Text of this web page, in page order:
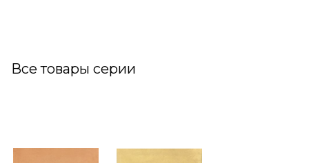
Все товары серии